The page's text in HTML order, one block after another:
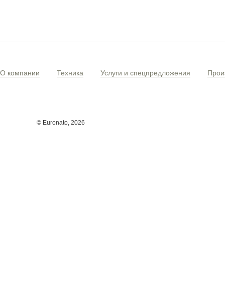
О компании Техника Услуги и спецпредложения
© Euronato, 2026